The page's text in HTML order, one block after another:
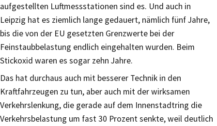
aufgestellten Luftmessstationen sind es. Und auch in
Leipzig hat es ziemlich lange gedauert, nämlich fünf Jahre,
bis die von der EU gesetzten Grenzwerte bei der
Feinstaubbelastung endlich eingehalten wurden. Beim
Stickoxid waren es sogar zehn Jahre.
Das hat durchaus auch mit besserer Technik in den
Kraftfahrzeugen zu tun, aber auch mit der wirksamen
Verkehrslenkung, die gerade auf dem Innenstadtring die
Verkehrsbelastung um fast 30 Prozent senkte, weil deutlich